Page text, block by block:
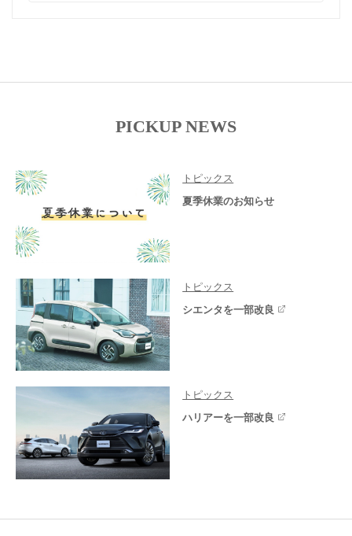
PICKUP NEWS
トピックス
夏季休業のお知らせ
トピックス
シエンタを一部改良
トピックス
ハリアーを一部改良